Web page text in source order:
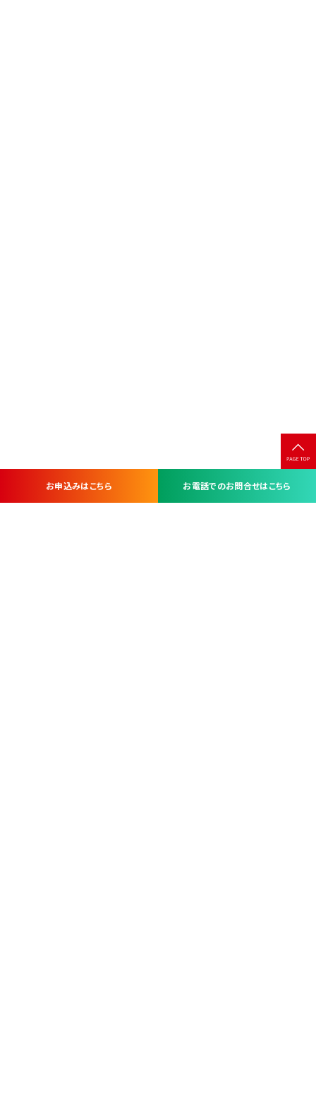
お申込みはこちら お電話でのお問合せはこちら